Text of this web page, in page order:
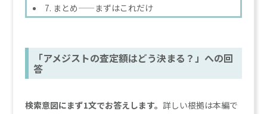
7. まとめ——まずはこれだけ
「アメジストの査定額はどう決まる？」への回
答
検索意図にまず1文でお答えします。 詳しい根拠は本編で